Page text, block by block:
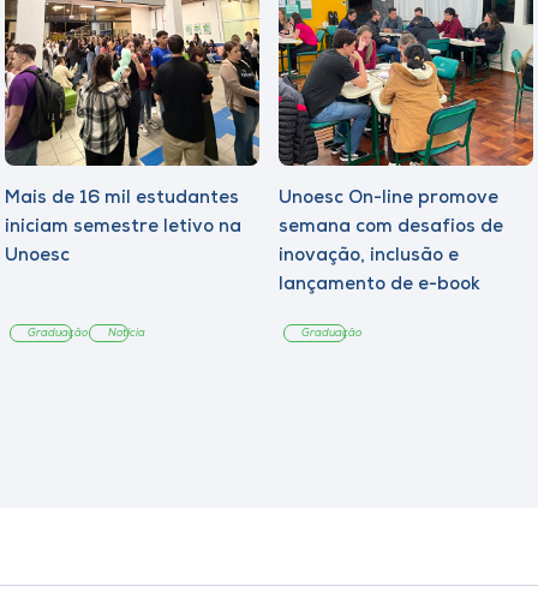
Mais de 16 mil estudantes
iniciam semestre letivo na
Unoesc
Graduação Notícia
Unoesc On-line promove
semana com desafios de
inovação, inclusão e
lançamento de e-book
Graduação